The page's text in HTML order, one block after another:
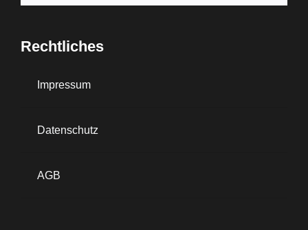
Rechtliches
Impressum
Datenschutz
AGB